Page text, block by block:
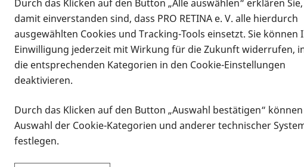
Infomaterial
Infomaterial
Durch das Klicken auf den Button „Alle auswählen“ erklären Sie,
damit einverstanden sind, dass PRO RETINA e. V. alle hierdurch
ausgewählten Cookies und Tracking-Tools einsetzt. Sie können
Einwilligung jederzeit mit Wirkung für die Zukunft widerrufen,
die entsprechenden Kategorien in den Cookie-Einstellungen
deaktivieren.
Durch das Klicken auf den Button „Auswahl bestätigen“
Auswahl der Cookie-Kategorien und anderer technischer
festlegen.